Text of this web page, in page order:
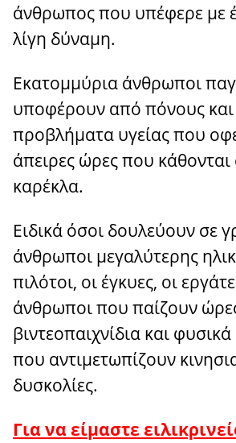
άνθρωπος που υπέφερε με
λίγη δύναμη.
Εκατομμύρια άνθρωποι
υποφέρουν από πόνους και
προβλήματα υγείας που
άπειρες ώρες που κάθονται
καρέκλα.
Ειδικά όσοι δουλεύουν σε
άνθρωποι μεγαλύτερης
πιλότοι, οι έγκυες, οι
άνθρωποι που παίζουν
βιντεοπαιχνίδια και
που αντιμετωπίζουν
δυσκολίες.
Για να είμαστε